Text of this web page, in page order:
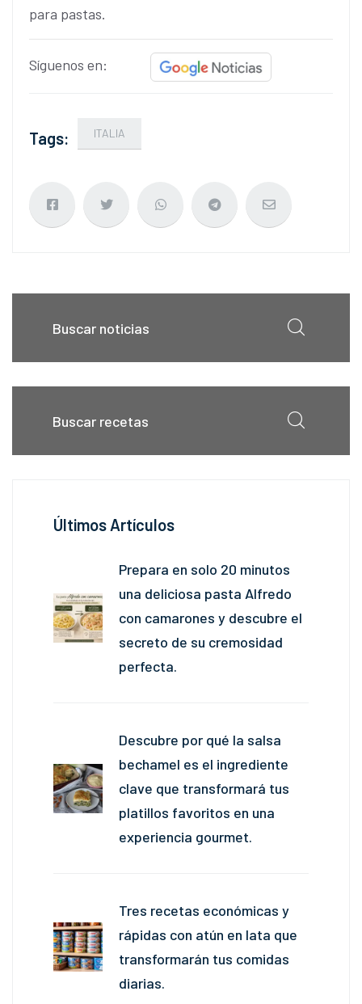
para pastas.
Síguenos en:
Tags: ITALIA
Últimos Artículos
Prepara en solo 20 minutos
una deliciosa pasta Alfredo
con camarones y descubre el
secreto de su cremosidad
perfecta.
Descubre por qué la salsa
bechamel es el ingrediente
clave que transformará tus
platillos favoritos en una
experiencia gourmet.
Tres recetas económicas y
rápidas con atún en lata que
transformarán tus comidas
diarias.